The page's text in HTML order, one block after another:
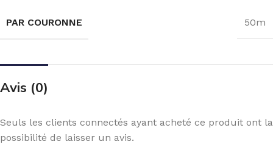
PAR COURONNE 50m
Avis (0)
Seuls les clients connectés ayant acheté ce produit ont la
possibilité de laisser un avis.